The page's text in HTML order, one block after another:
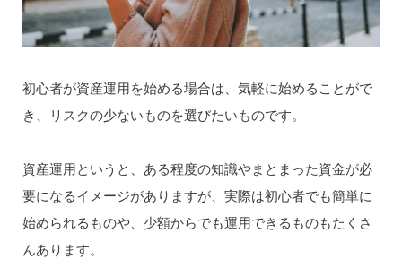
初心者が資産運用を始める場合は、気軽に始めることがで
き、リスクの少ないものを選びたいものです。
資産運用というと、ある程度の知識やまとまった資金が必
要になるイメージがありますが、実際は初心者でも簡単に
始められるものや、少額からでも運用できるものもたくさ
んあります。